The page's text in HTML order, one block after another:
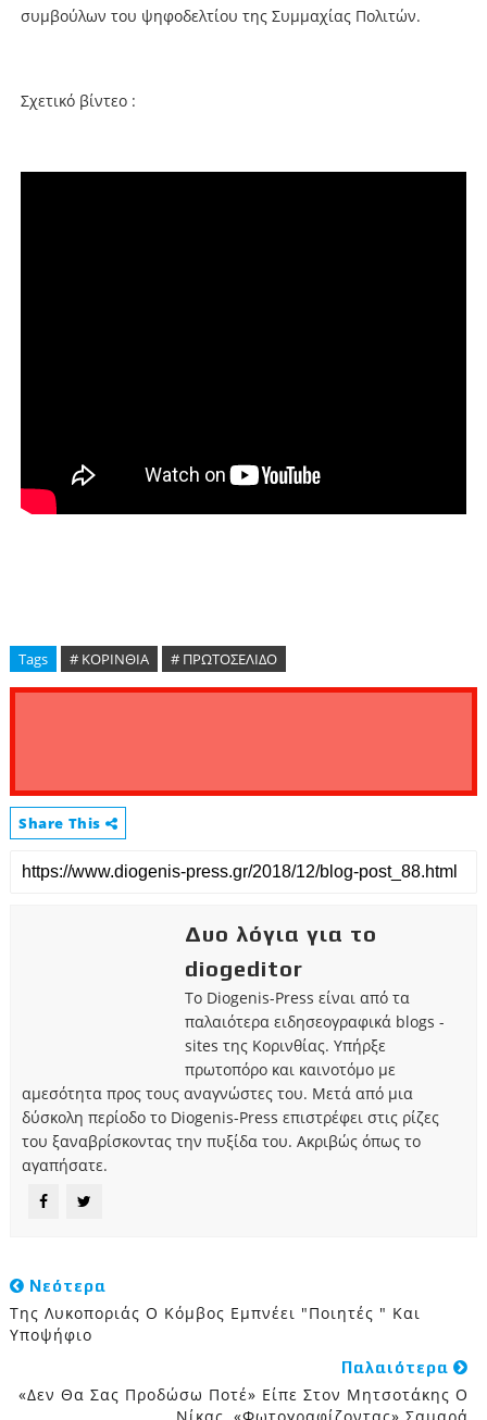
συμβούλων του ψηφοδελτίου της Συμμαχίας Πολιτών.
Σχετικό βίντεο :
Tags # ΚΟΡΙΝΘΙΑ # ΠΡΩΤΟΣΕΛΙΔΟ
Share This
Δυο λόγια για το
diogeditor
Το Diogenis-Press είναι από τα
παλαιότερα ειδησεογραφικά blogs -
sites της Κορινθίας. Υπήρξε
πρωτοπόρο και καινοτόμο με
αμεσότητα προς τους αναγνώστες του. Μετά από μια
δύσκολη περίοδο το Diogenis-Press επιστρέφει στις ρίζες
του ξαναβρίσκοντας την πυξίδα του. Ακριβώς όπως το
αγαπήσατε.
Νεότερα
Της Λυκοποριάς Ο Κόμβος Εμπνέει "ποιητές " Και
Υποψήφιο
Παλαιότερα
«Δεν Θα Σας Προδώσω Ποτέ» Είπε Στον Μητσοτάκης Ο